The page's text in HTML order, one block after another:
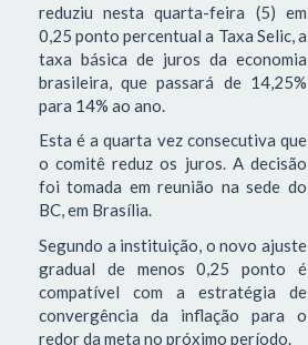
reduziu nesta quarta-feira (5) em
0,25 ponto percentual a Taxa Selic, a
taxa básica de juros da economia
brasileira, que passará de 14,25%
para 14% ao ano.
Esta é a quarta vez consecutiva que
o comitê reduz os juros. A decisão
foi tomada em reunião na sede do
BC, em Brasília.
Segundo a instituição, o novo ajuste
gradual de menos 0,25 ponto é
compatível com a estratégia de
convergência da inflação para o
redor da meta no próximo período.